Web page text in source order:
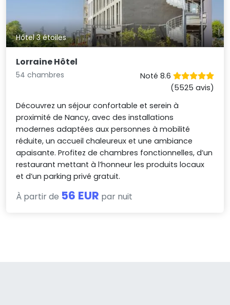
Hôtel 3 étoiles
Lorraine Hôtel
54 chambres
Noté 8.6
(5525 avis)
Découvrez un séjour confortable et serein à
proximité de Nancy, avec des installations
modernes adaptées aux personnes à mobilité
réduite, un accueil chaleureux et une ambiance
apaisante. Profitez de chambres fonctionnelles, d’un
restaurant mettant à l’honneur les produits locaux
et d’un parking privé gratuit.
À partir de 56 EUR par nuit